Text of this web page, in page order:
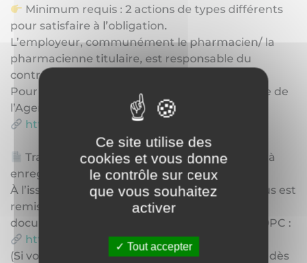
Minimum requis : 2 actions de types différents
pour satisfaire à l’obligation.
L’employeur, communément le pharmacien/ la
pharmacienne titulaire, est responsable du
contrôle du respect de cette obligation.
Pour choisir vos actions, rendez-vous sur le site de
l’Agence nationale du DPC :
https://www.agencedpc.fr/
Traçabilité : pensez à créer votre compte et à
enregistrer vos actions
À l’issue de chaque action, une attestation vous est
remise. Pensez à les enregistrer dans votre
document de traçabilité sur votre espace ANDPC :
https://lnkd.in/e7x9yWWT
(Si vous n’avez pas encore de compte, créez le dès
Ce site utilise des
cookies et vous donne
le contrôle sur ceux
que vous souhaitez
activer
Tout accepter